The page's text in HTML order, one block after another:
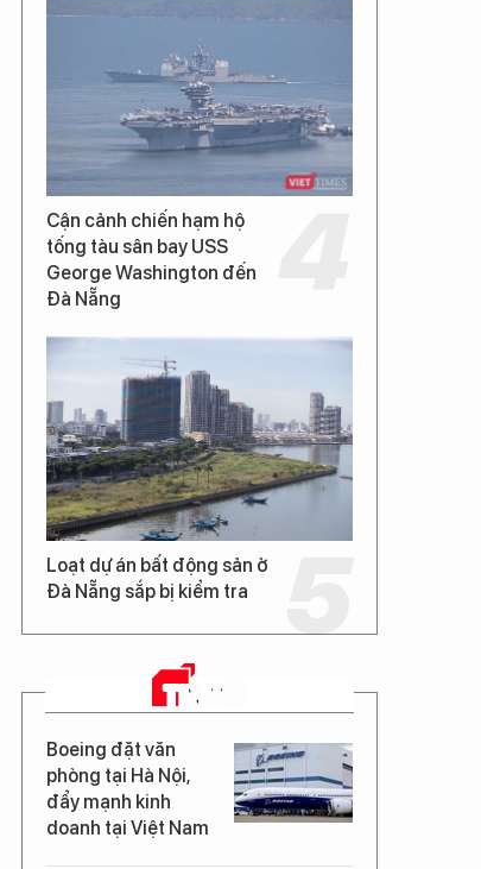
Cận cảnh chiến hạm hộ
tống tàu sân bay USS
George Washington đến
Đà Nẵng
Loạt dự án bất động sản ở
Đà Nẵng sắp bị kiểm tra
TIN MỚI
Boeing đặt văn
phòng tại Hà Nội,
đẩy mạnh kinh
doanh tại Việt Nam